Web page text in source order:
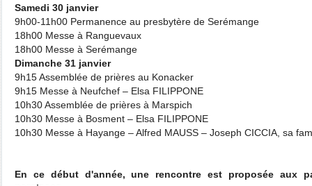
Samedi 30 janvier
9h00-11h00 Permanence au presbytère de Serémange
18h00 Messe à Ranguevaux
18h00 Messe à Serémange
Dimanche 31 janvier
9h15 Assemblée de prières au Konacker
9h15 Messe à Neufchef – Elsa FILIPPONE
10h30 Assemblée de prières à Marspich
10h30 Messe à Bosment – Elsa FILIPPONE
10h30 Messe à Hayange – Alfred MAUSS – Joseph CICCIA, sa
En ce début d'année, une rencontre est proposée aux